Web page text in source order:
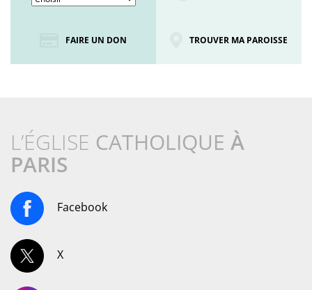
FAIRE UN DON TROUVER MA PAROISSE
L’ÉGLISE CATHOLIQUE À
PARIS
Facebook
X